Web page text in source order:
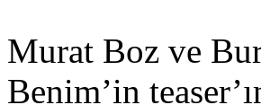
Murat Boz ve
Benim’in